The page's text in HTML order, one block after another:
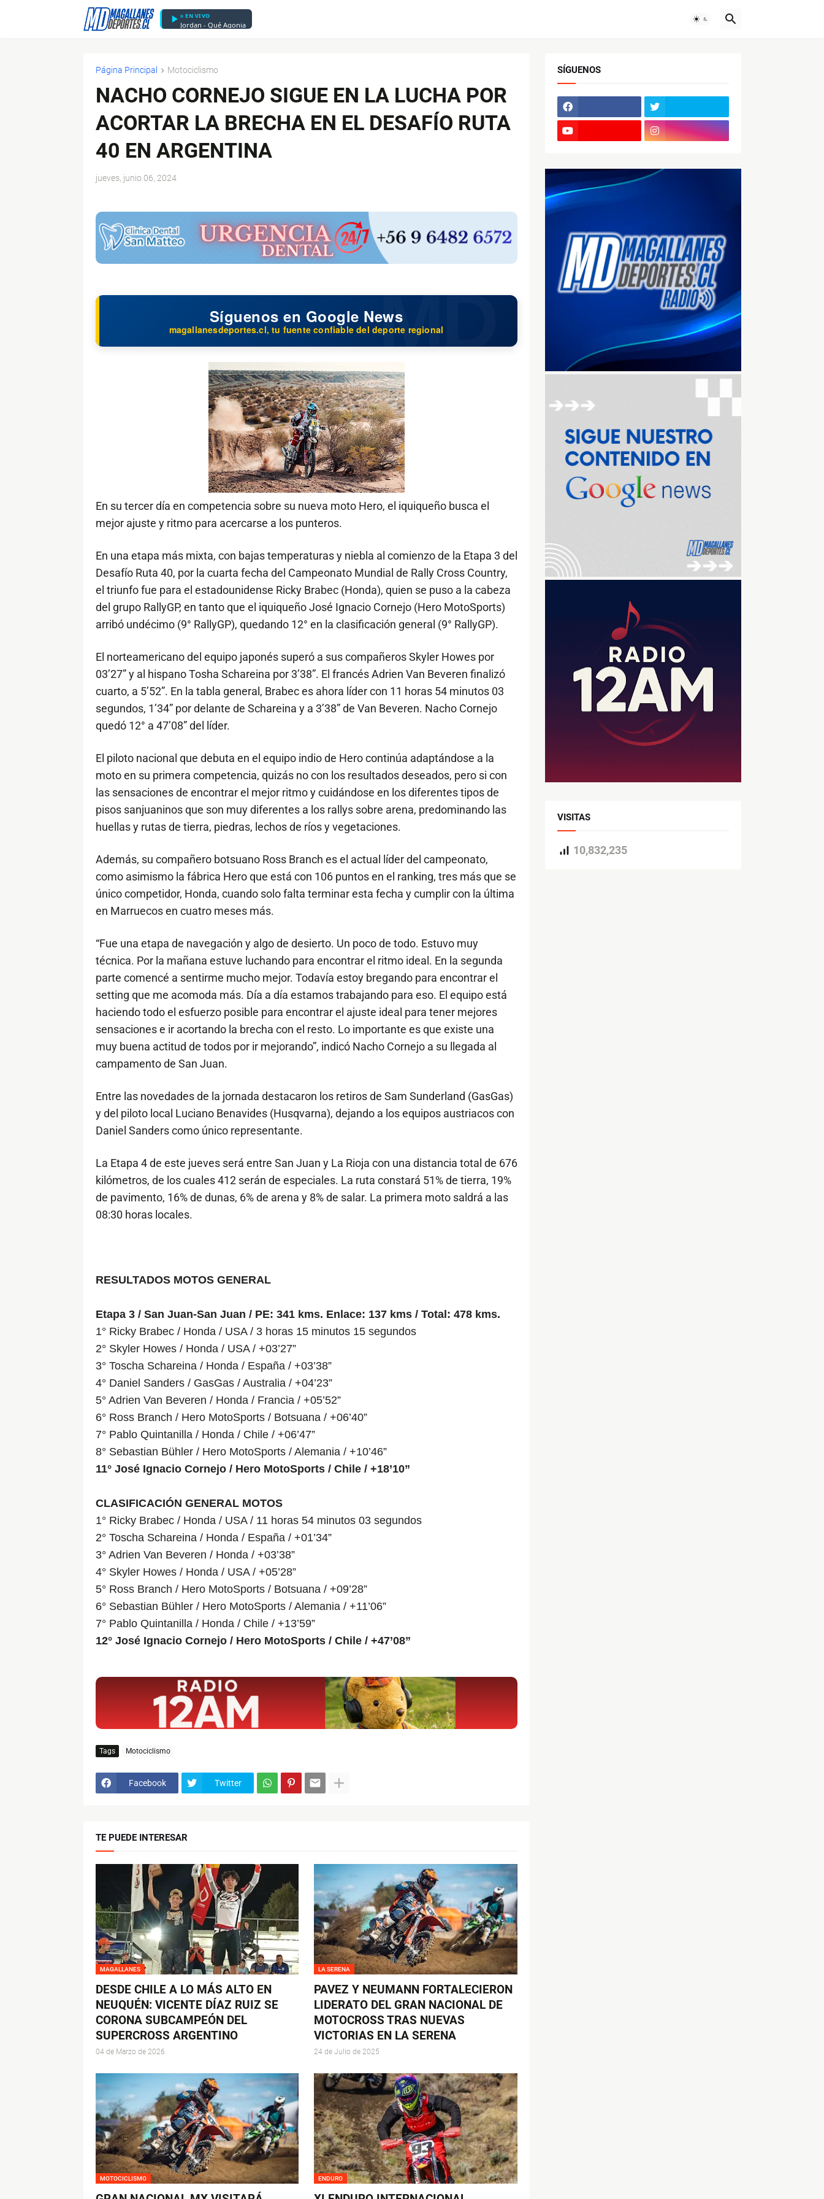
EN VIVO
Jordan - Qué Agonia
Página Principal Motociclismo
NACHO CORNEJO SIGUE EN LA LUCHA POR
ACORTAR LA BRECHA EN EL DESAFÍO RUTA
40 EN ARGENTINA
jueves, junio 06, 2024
Síguenos en Google News
magallanesdeportes.cl, tu fuente confiable del deporte regional
En su tercer día en competencia sobre su nueva moto Hero, el iquiqueño busca el
mejor ajuste y ritmo para acercarse a los punteros.
En una etapa más mixta, con bajas temperaturas y niebla al comienzo de la Etapa 3 del
Desafío Ruta 40, por la cuarta fecha del Campeonato Mundial de Rally Cross Country,
el triunfo fue para el estadounidense Ricky Brabec (Honda), quien se puso a la cabeza
del grupo RallyGP, en tanto que el iquiqueño José Ignacio Cornejo (Hero MotoSports)
arribó undécimo (9° RallyGP), quedando 12° en la clasificación general (9° RallyGP).
El norteamericano del equipo japonés superó a sus compañeros Skyler Howes por
03’27” y al hispano Tosha Schareina por 3’38”. El francés Adrien Van Beveren finalizó
cuarto, a 5’52”. En la tabla general, Brabec es ahora líder con 11 horas 54 minutos 03
segundos, 1’34” por delante de Schareina y a 3’38” de Van Beveren. Nacho Cornejo
quedó 12° a 47’08” del líder.
El piloto nacional que debuta en el equipo indio de Hero continúa adaptándose a la
moto en su primera competencia, quizás no con los resultados deseados, pero si con
las sensaciones de encontrar el mejor ritmo y cuidándose en los diferentes tipos de
pisos sanjuaninos que son muy diferentes a los rallys sobre arena, predominando las
huellas y rutas de tierra, piedras, lechos de ríos y vegetaciones.
Además, su compañero botsuano Ross Branch es el actual líder del campeonato,
como asimismo la fábrica Hero que está con 106 puntos en el ranking, tres más que se
único competidor, Honda, cuando solo falta terminar esta fecha y cumplir con la última
en Marruecos en cuatro meses más.
“Fue una etapa de navegación y algo de desierto. Un poco de todo. Estuvo muy
técnica. Por la mañana estuve luchando para encontrar el ritmo ideal. En la segunda
parte comencé a sentirme mucho mejor. Todavía estoy bregando para encontrar el
setting que me acomoda más. Día a día estamos trabajando para eso. El equipo está
haciendo todo el esfuerzo posible para encontrar el ajuste ideal para tener mejores
sensaciones e ir acortando la brecha con el resto. Lo importante es que existe una
muy buena actitud de todos por ir mejorando”, indicó Nacho Cornejo a su llegada al
campamento de San Juan.
Entre las novedades de la jornada destacaron los retiros de Sam Sunderland (GasGas)
y del piloto local Luciano Benavides (Husqvarna), dejando a los equipos austriacos con
Daniel Sanders como único representante.
La Etapa 4 de este jueves será entre San Juan y La Rioja con una distancia total de 676
kilómetros, de los cuales 412 serán de especiales. La ruta constará 51% de tierra, 19%
de pavimento, 16% de dunas, 6% de arena y 8% de salar. La primera moto saldrá a las
08:30 horas locales.
RESULTADOS MOTOS GENERAL
Etapa 3 / San Juan-San Juan / PE: 341 kms. Enlace: 137 kms / Total: 478 kms.
1° Ricky Brabec / Honda / USA / 3 horas 15 minutos 15 segundos
2° Skyler Howes / Honda / USA / +03’27”
3° Toscha Schareina / Honda / España / +03’38”
4° Daniel Sanders / GasGas / Australia / +04’23”
5° Adrien Van Beveren / Honda / Francia / +05’52”
6° Ross Branch / Hero MotoSports / Botsuana / +06’40”
7° Pablo Quintanilla / Honda / Chile / +06’47”
8° Sebastian Bühler / Hero MotoSports / Alemania / +10’46”
11° José Ignacio Cornejo / Hero MotoSports / Chile / +18’10”
CLASIFICACIÓN GENERAL MOTOS
1° Ricky Brabec / Honda / USA / 11 horas 54 minutos 03 segundos
2° Toscha Schareina / Honda / España / +01’34”
3° Adrien Van Beveren / Honda / +03’38”
4° Skyler Howes / Honda / USA / +05’28”
5° Ross Branch / Hero MotoSports / Botsuana / +09’28”
6° Sebastian Bühler / Hero MotoSports / Alemania / +11’06”
7° Pablo Quintanilla / Honda / Chile / +13’59”
12° José Ignacio Cornejo / Hero MotoSports / Chile / +47’08”
Tags Motociclismo
Facebook Twitter
TE PUEDE INTERESAR
MAGALLANES
DESDE CHILE A LO MÁS ALTO EN
NEUQUÉN: VICENTE DÍAZ RUIZ SE
CORONA SUBCAMPEÓN DEL
SUPERCROSS ARGENTINO
04 de Marzo de 2026
LA SERENA
PAVEZ Y NEUMANN FORTALECIERON
LIDERATO DEL GRAN NACIONAL DE
MOTOCROSS TRAS NUEVAS
VICTORIAS EN LA SERENA
24 de Julio de 2025
MOTOCICLISMO ENDURO
SÍGUENOS
VISITAS
10,832,235